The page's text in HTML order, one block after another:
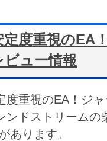
定度重視のEA
ビュー情報
度重視のEA！ジ
ンドストリーム
あります。